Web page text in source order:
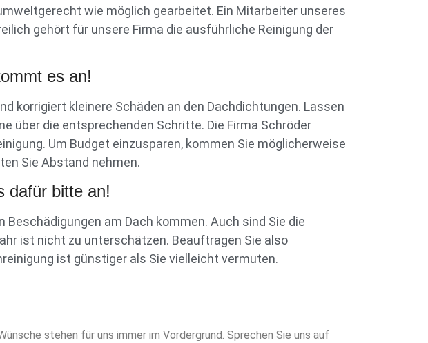
wie möglich gearbeitet. Ein Mitarbeiter unseres
gehört für unsere Firma die ausführliche Reinigung der
es an!
korrigiert kleinere Schäden an den Dachdichtungen. Lassen
über die entsprechenden Schritte. Die Firma Schröder
Um Budget einzusparen, kommen Sie möglicherweise
Sie Abstand nehmen.
dafür bitte an!
am Dach kommen. Auch sind Sie die
ist nicht zu unterschätzen. Beauftragen Sie also
ist günstiger als Sie vielleicht vermuten.
stehen für uns immer im Vordergrund. Sprechen Sie uns auf